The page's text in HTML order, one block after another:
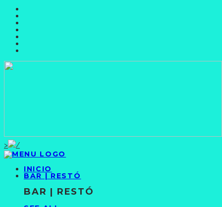
>
INICIO
BAR | RESTÓ
BAR | RESTÓ